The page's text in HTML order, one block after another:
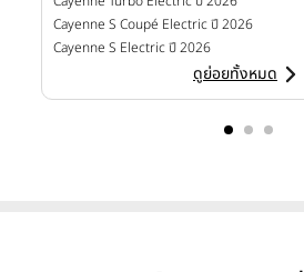
Cayenne S Coupé Electric ปี 2026
Cayenne S Electric ปี 2026
ดูย่อยทั้งหมด